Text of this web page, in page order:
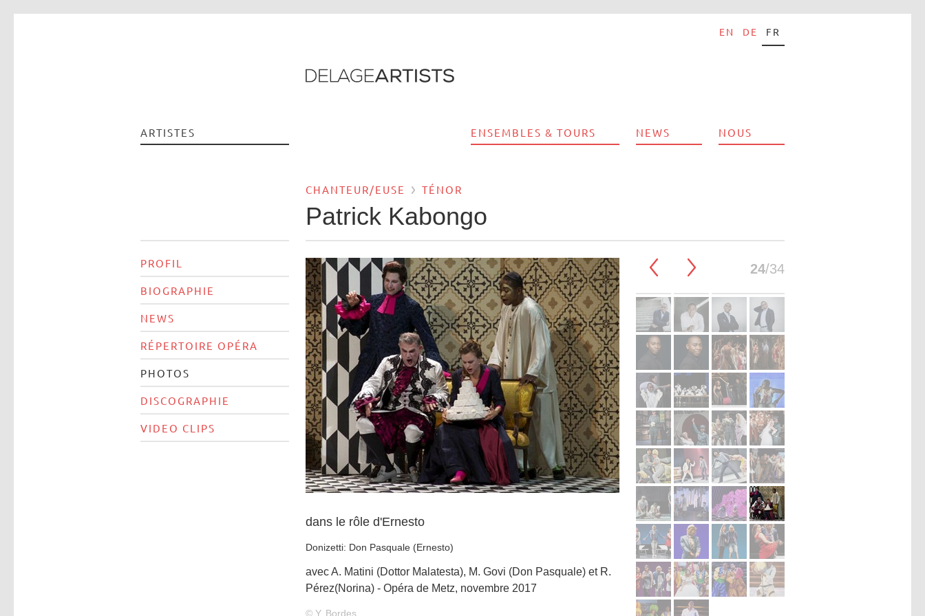
EN DE FR
ARTISTES ENSEMBLES & TOURS NEWS NOUS
CHANTEUR/EUSE TÉNOR
Patrick Kabongo
PROFIL
BIOGRAPHIE
NEWS
RÉPERTOIRE OPÉRA
PHOTOS
DISCOGRAPHIE
VIDEO CLIPS
dans le rôle d'Ernesto
Donizetti: Don Pasquale (Ernesto)
avec A. Matini (Dottor Malatesta), M. Govi (Don Pasquale) et R.
Pérez(Norina) - Opéra de Metz, novembre 2017
© Y. Bordes
24/34